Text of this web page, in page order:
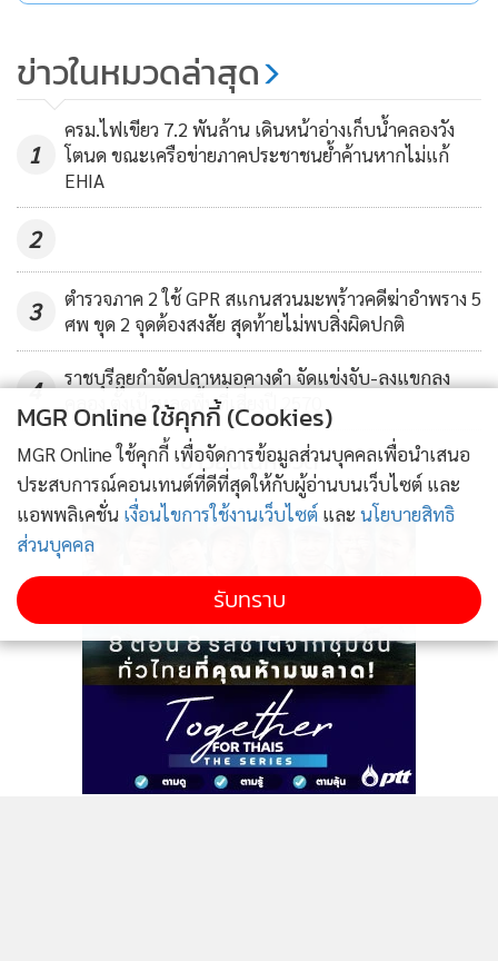
รวมทั้งให้บริการขนส่งตู้คอนเทนเนอร์ระบบ Cold Chain ทั้ง
ภายในประเทศและระหว่างประเทศ พร้อมบริการลานโหลด
สินค้าภายใต้มาตรฐานระดับสากล
นายณธกฤษ เอี่ยมสกุล ประธานเจ้าหน้าที่บริหาร เผยว่าการ
ดำเนินธุรกิจของบริษัทแพลททินัม ฟรุ๊ต จำกัดจะมุ่งเน้นการให้
ความสำคัญกับคุณภาพและมาตรฐาน ตั้งแต่การคัดเลือกผลไม้
จากสวนที่ได้มาตรฐาน GAP และ Global GAP ผ่านการผลิตใน
โรงงานที่ได้มาตรฐานการผลิต เช่น HACCP, GMP, GHP, DOA
และ Halal พร้อมบริการขนส่งที่มีการตรวจสอบคุณภาพเพื่อ
รักษาความสดของผลไม้ทุกลูก
ขณะที่ในส่วนของการส่งออกทุเรียนนั้น ปัจจุบัน แพลททินัม ฟ
รุ๊ต มีโรงงานรับซื้อทุเรียนอยู่ทั่วประเทศรวม 12 แห่ง ประกอบ
ด้วย จันทบุรี 4 แห่ง ซึ่งจะรับซื้อทุเรียนในภาคตะวันออก ทั้ง
ตราด จันทบุรี และ อ.แกลง จ.ระยอง จ.ราชบุรี 1 แห่ง ชุมพร 1
แห่ง ลำพูน 1 แห่ง สุราษฎร์ธานี 1 แห่ง เชียงใหม่ 2 แห่ง และ
จ.สระแก้ว อีก 1 แห่ง จนทำให้สามารถส่งออกทุเรียนได้ตลอดทั้ง
ปี และยังอยู่ระหว่างการสร้างโรงงานเพิ่มเติมที่ จ.ระยอง อีกด้วย
ข่าวในหมวดล่าสุด
1
ครม.ไฟเขียว 7.2 พันล้าน เดินหน้าอ่างเก็บน้ำคลองวัง
โตนด ขณะเครือข่ายภาคประชาชนย้ำค้านหากไม่แก้
EHIA
2
3
ตำรวจภาค 2 ใช้ GPR สแกนสวนมะพร้าวคดีฆ่าอำพราง 5
ศพ ขุด 2 จุดต้องสงสัย สุดท้ายไม่พบสิ่งผิดปกติ
4
ราชบุรีลุยกำจัดปลาหมอคางดำ จัดแข่งจับ-ลงแขกลง
คลอง ตั้งเป้าหลุดพื้นที่เสี่ยงปี 2570
ข่าวอื่นในหมวด
MGR Online ใช้คุกกี้ (Cookies)
MGR Online ใช้คุกกี้ เพื่อจัดการข้อมูลส่วนบุคคลเพื่อนำเสนอ
ประสบการณ์คอนเทนต์ที่ดีที่สุดให้กับผู้อ่านบนเว็บไซต์ และ
แอพพลิเคชั่น เงื่อนไขการใช้งานเว็บไซต์ และ นโยบายสิทธิ
ส่วนบุคคล
รับทราบ